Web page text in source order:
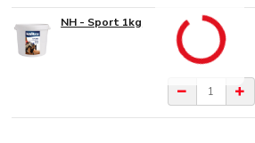
NH - Sport 1kg